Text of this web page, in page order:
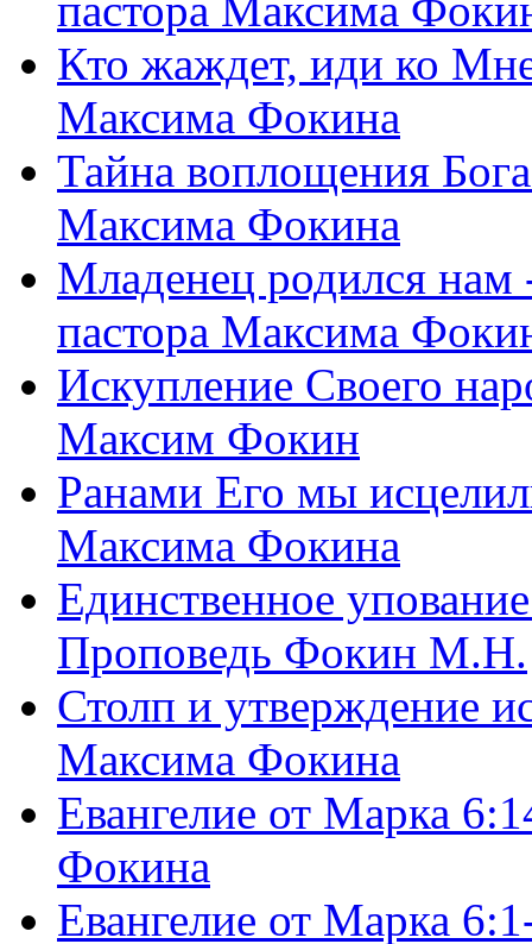
Кто жаждет, иди ко
Максима Фокина
Тайна воплощения
Максима Фокина
Младенец родился
пастора Максима
Искупление Своего
Максим Фокин
Ранами Его мы
Максима Фокина
Единственное
Проповедь Фокин М.Н.
Столп и утверждение
Максима Фокина
Евангелие от Марка
Фокина
Евангелие от Марка